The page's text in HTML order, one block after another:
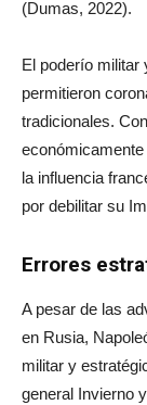
(Dumas, 2022).
El poderío militar
permitieron
tradicionales.
la influencia
por debilitar su
Errores
A pesar de las
en Rusia,
militar y
general Invierno